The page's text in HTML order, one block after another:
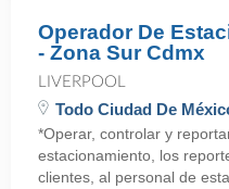
Operador De
- Zona Sur Cdmx
LIVERPOOL
Todo Ciudad De
*Operar, controlar y
estacionamiento, los
clientes, al personal de